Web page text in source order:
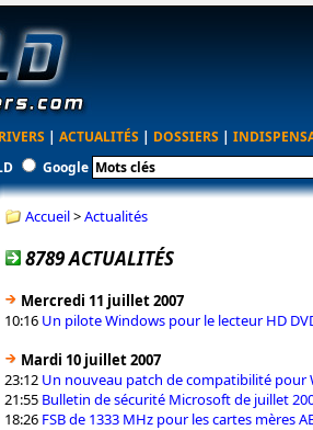
| ACTUALITÉS | DOSSIERS |
Google
Accueil>Actualités
8789 ACTUALITÉS
Mercredi 11 juillet 2007
10:16 Un pilote Windows pour le lecteur HD
Mardi 10 juillet 2007
23:12 Un nouveau patch de compatibilité pour
21:55 Bulletin de sécurité Microsoft de juillet
18:26 FSB de 1333 MHz pour les cartes mères